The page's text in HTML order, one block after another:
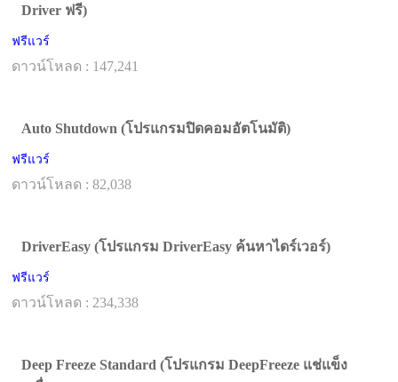
Driver ฟรี)
ฟรีแวร์
ดาวน์โหลด : 147,241
Auto Shutdown (โปรแกรมปิดคอมอัตโนมัติ)
ฟรีแวร์
ดาวน์โหลด : 82,038
DriverEasy (โปรแกรม DriverEasy ค้นหาไดร์เวอร์)
ฟรีแวร์
ดาวน์โหลด : 234,338
Deep Freeze Standard (โปรแกรม DeepFreeze แช่แข็ง